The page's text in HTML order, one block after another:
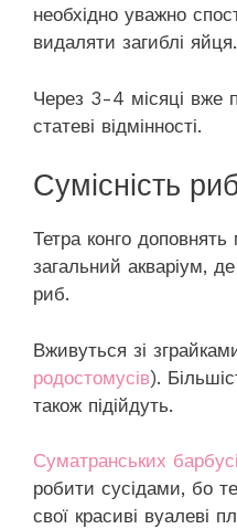
необхідно уважно
видаляти загиблі яйця.
Через 3-4 місяці вже
статеві відмінності.
Сумісність
Тетра конго
загальний акваріум,
риб.
Вживуться зі
родостомусів).
також підійдуть.
Суматранських
робити сусідами, бо
свої красиві вуалеві